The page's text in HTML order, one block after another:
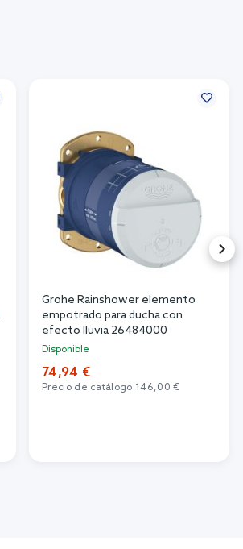
Grohe Rainshower elemento
empotrado para ducha con
efecto lluvia 26484000
Disponible
74,94 €
Precio de catálogo:146,00 €